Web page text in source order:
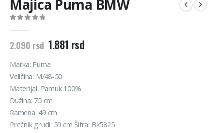
Majica Puma BMW
2.090rsd Originalna
cena
je
bila:
2.090 rsd.
1.881 rsdTrenutna
cena
Marka: Puma
Veličina: M/48-50
Materijal: Pamuk 100%
Dužina: 75 cm
Ramena: 49 cm
Prečnik grudi: 59 cm Šifra: Bk5825